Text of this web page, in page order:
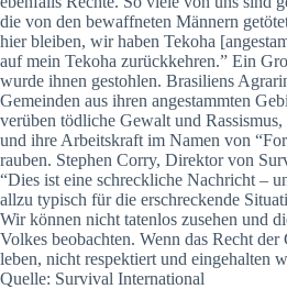
die von den bewaffneten Männern
hier bleiben, wir haben Tekoha
auf mein Tekoha zurückkehren.” Ein
wurde ihnen gestohlen. Brasiliens
Gemeinden aus ihren angestammten
verüben tödliche Gewalt und
und ihre Arbeitskraft im Namen von
rauben. Stephen Corry, Direktor von
“Dies ist eine schreckliche Nachricht –
allzu typisch für die erschreckende
Wir können nicht tatenlos zusehen und
Volkes beobachten. Wenn das Recht
leben, nicht respektiert und eingehalten
Quelle: Survival International